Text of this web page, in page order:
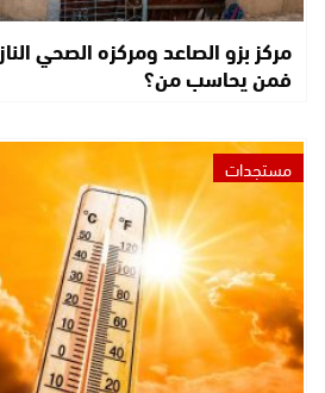
مركز بزو الصاعد ومركزه الصحي
فمن يحاسب من؟
مستجدات